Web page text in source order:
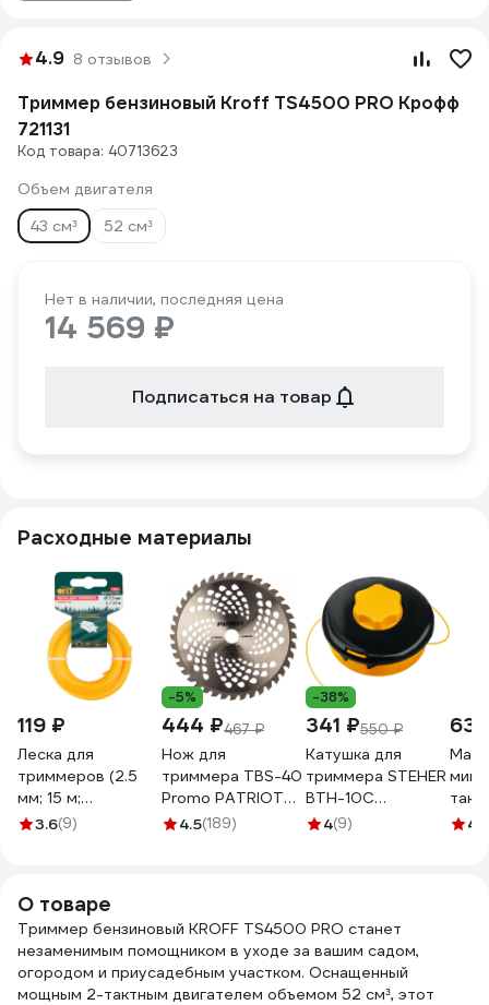
4.9 8 отзывов
Триммер бензиновый Kroff TS4500 PRO Крофф
721131
Код товара: 40713623
Объем двигателя
43 см³
52 см³
Нет в наличии, последняя цена
14 569 ₽
Подписаться на товар
Расходные материалы
119 ₽
Леска для
триммеров (2.5
мм; 15 м;
звездочка) для
3.6(9)
-5%
444 ₽467 ₽
Нож для
триммера TBS-40
Promo PATRIOT
809115226
4.5(189)
-38%
341 ₽550 ₽
Катушка для
триммера STEHER
BTH-10C
М10x1.25LH 75115
4(9) 4.8
О товаре
Триммер бензиновый KROFF TS4500 PRO станет
незаменимым помощником в уходе за вашим садом,
огородом и приусадебным участком. Оснащенный
мощным 2-тактным двигателем объемом 52 см³, этот